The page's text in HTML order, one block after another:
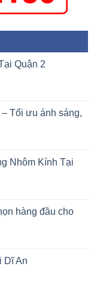
Quận 2
Tối ưu ánh sáng,
Nhôm Kính Tại
hàng đầu cho
Dĩ An